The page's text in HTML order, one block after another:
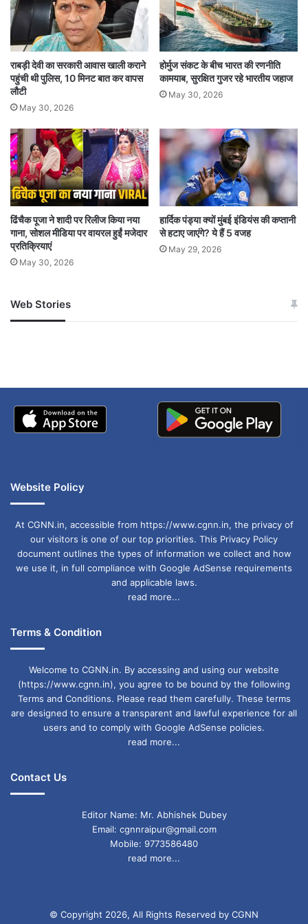
8 महीने से विधेयक लंबित
पश्चिम बंगाल ने सुप्रीम कोर्ट में राज्य के उप राज्यपाल सीवी
आनंद बोस के खिलाफ याचिका दायर की. जिसमें राज्य
सरकार ने दावा किया कि जिन विधेयकों को राज्य सरकार ने
पास कर दिया है, उपराज्यपाल उनको मंजूरी देने में देरी कर
रहे हैं. न सिर्फ पश्चिम बंगाल बल्कि ऐसी ही एक याचिका
केरल सरकार ने राज्यपाल आरिफ मोहम्मद खान के खिलाफ
भी दायर की है. केरल सरकार का पक्ष रखने वाले वकील के
के वेणुगोपाल ने कहा, बिल पिछले 8 महीने से रुके हुए हैं,
उन्होंने कहा राज्य के राज्यपाल बिल को मंजूरी देने में देरी कर
राबड़ी देवी का सरकारी आवास खाली कराने
पहुंची थी पुलिस, 10 मिनट बात कर वापस
लौटी
May 30, 2026
होर्मुज संकट के बीच भारत की रणनीति
कामयाब, सुरक्षित गुजर रहे भारतीय जहाज
May 30, 2026
ढिंचैक पूजा ने शादी पर रिलीज किया नया
गाना, सोशल मीडिया पर वायरल हुईं मजेदार
प्रतिक्रियाएं
May 30, 2026
हार्दिक पंड्या क्यों मुंबई इंडियंस की कप्तानी
से हटाए जाएंगे? ये हैं 5 वजह
May 29, 2026
Web Stories
जम्मू-कश्मीर में बारिश से
अपडेट
खाई में धक्का… आरोपियों ने
Website Policy
At CGNN.in, accessible from https://www.cgnn.in, the privacy of
our visitors is one of our top priorities. This Privacy Policy
document outlines the types of information we collect and how
we use it, in full compliance with Google AdSense requirements
and applicable laws.
read more...
Terms & Condition
Welcome to CGNN.in. By accessing and using our website
(https://www.cgnn.in), you agree to be bound by the following
Terms and Conditions. Please read them carefully. These terms
are designed to ensure a transparent and lawful experience for all
users and to comply with Google AdSense policies.
read more...
Contact Us
Editor Name: Mr. Abhishek Dubey
Email: cgnnraipur@gmail.com
Mobile: 9773586480
read more...
© Copyright 2026, All Rights Reserved by CGNN